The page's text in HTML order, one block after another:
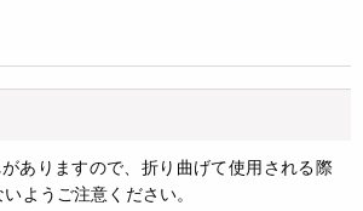
ありますので、折り曲げて使用される際
ようご注意ください。